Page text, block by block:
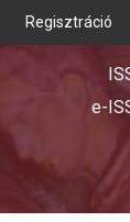
Regisztráció
e-